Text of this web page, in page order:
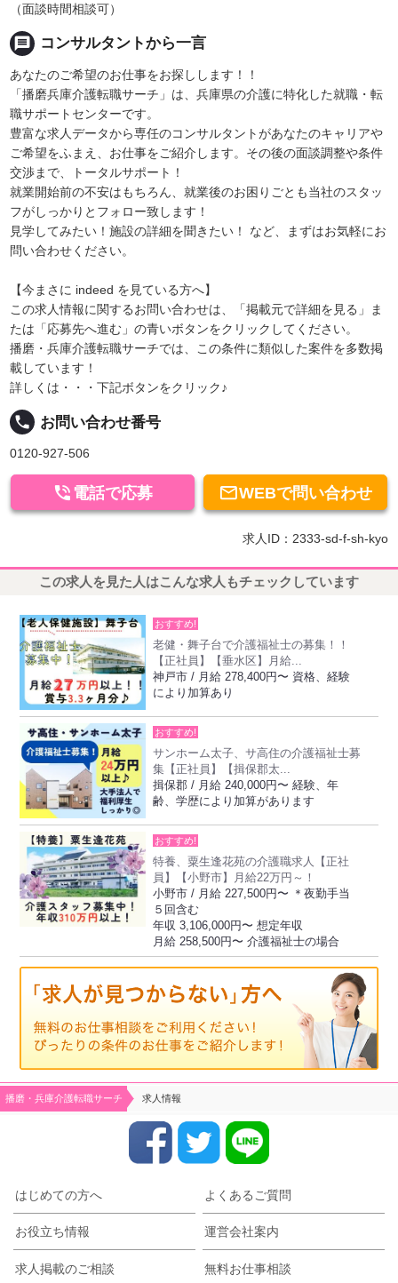
（面談時間相談可）
message コンサルタントから一言
あなたのご希望のお仕事をお探しします！！
「播磨兵庫介護転職サーチ」は、兵庫県の介護に特化した就職・転
職サポートセンターです。
豊富な求人データから専任のコンサルタントがあなたのキャリアや
ご希望をふまえ、お仕事をご紹介します。その後の面談調整や条件
交渉まで、トータルサポート！
就業開始前の不安はもちろん、就業後のお困りごとも当社のスタッ
フがしっかりとフォロー致します！
見学してみたい！施設の詳細を聞きたい！ など、まずはお気軽にお
問い合わせください。
【今まさに indeed を見ている方へ】
この求人情報に関するお問い合わせは、「掲載元で詳細を見る」ま
たは「応募先へ進む」の青いボタンをクリックしてください。
播磨・兵庫介護転職サーチでは、この条件に類似した案件を多数掲
載しています！
詳しくは・・・下記ボタンをクリック♪
local_phone お問い合わせ番号
0120-927-506
WEBで問い合わせ
 電話で応募
求人ID：2333-sd-f-sh-kyo
この求人を見た人はこんな求人もチェックしています
おすすめ!
老健・舞子台で介護福祉士の募集！！
【正社員】【垂水区】月給...
神戸市 / 月給 278,400円〜 資格、経験
により加算あり
おすすめ!
サンホーム太子、サ高住の介護福祉士募
集【正社員】【揖保郡太...
揖保郡 / 月給 240,000円〜 経験、年
齢、学歴により加算があります
おすすめ!
特養、粟生逢花苑の介護職求人【正社
員】【小野市】月給22万円～！
小野市 / 月給 227,500円〜 ＊夜勤手当
５回含む
年収 3,106,000円〜 想定年収
月給 258,500円〜 介護福祉士の場合
播磨・兵庫介護転職サーチ 求人情報
はじめての方へ よくあるご質問
お役立ち情報 運営会社案内
求人掲載のご相談 無料お仕事相談